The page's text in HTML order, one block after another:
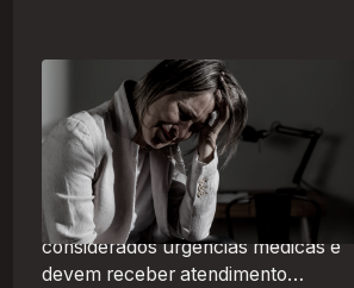
Crise psiquiátrica é urgência
médica: saiba como o SAMU atua
nesses casos
Surtos, tentativas de suicídio e
episódios de agitação intensa são
considerados urgências médicas e
devem receber atendimento